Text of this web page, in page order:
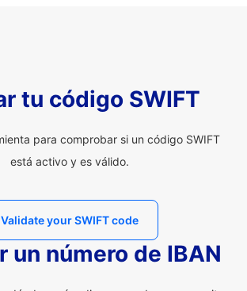
tu código SWIFT
para comprobar si un código SWIFT
está activo y es válido.
Validate your SWIFT code
un número de IBAN